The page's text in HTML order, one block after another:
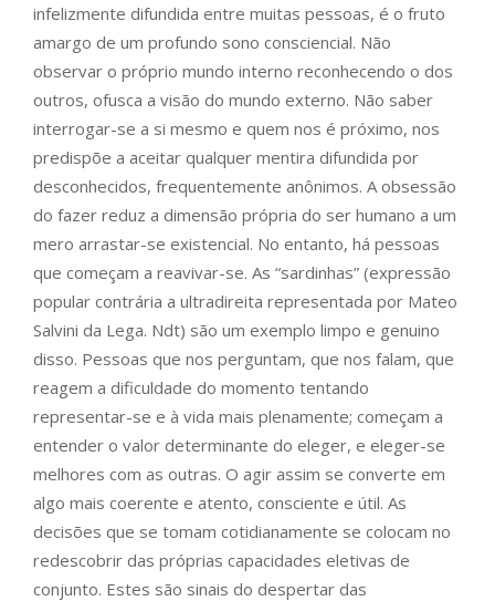
infelizmente difundida entre muitas pessoas, é o fruto
amargo de um profundo sono consciencial. Não
observar o próprio mundo interno reconhecendo o dos
outros, ofusca a visão do mundo externo. Não saber
interrogar-se a si mesmo e quem nos é próximo, nos
predispõe a aceitar qualquer mentira difundida por
desconhecidos, frequentemente anônimos. A obsessão
do fazer reduz a dimensão própria do ser humano a um
mero arrastar-se existencial. No entanto, há pessoas
que começam a reavivar-se. As “sardinhas” (expressão
popular contrária a ultradireita representada por Mateo
Salvini da Lega. Ndt) são um exemplo limpo e genuino
disso. Pessoas que nos perguntam, que nos falam, que
reagem a dificuldade do momento tentando
representar-se e à vida mais plenamente; começam a
entender o valor determinante do eleger, e eleger-se
melhores com as outras. O agir assim se converte em
algo mais coerente e atento, consciente e útil. As
decisões que se tomam cotidianamente se colocam no
redescobrir das próprias capacidades eletivas de
conjunto. Estes são sinais do despertar das